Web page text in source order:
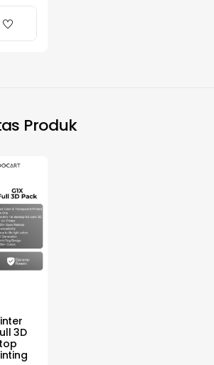
Produk
3D